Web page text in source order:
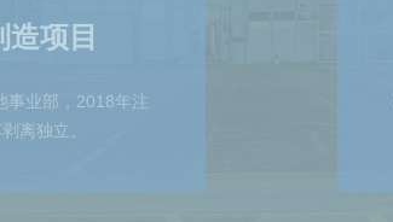
项目
业部，2018年注
离独立。